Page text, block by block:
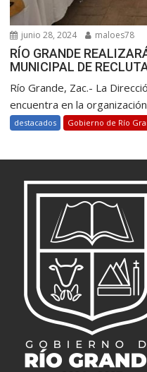
junio 28, 2024 maloes78
RÍO GRANDE
MUNICIPAL DE
Río Grande, Zac.- La
encuentra en la
destacados Gobierno de Río